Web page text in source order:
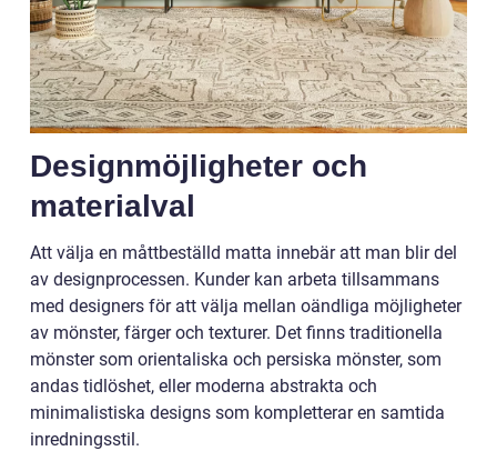
Designmöjligheter och
materialval
Att välja en måttbeställd matta innebär att man blir del
av designprocessen. Kunder kan arbeta tillsammans
med designers för att välja mellan oändliga möjligheter
av mönster, färger och texturer. Det finns traditionella
mönster som orientaliska och persiska mönster, som
andas tidlöshet, eller moderna abstrakta och
minimalistiska designs som kompletterar en samtida
inredningsstil.